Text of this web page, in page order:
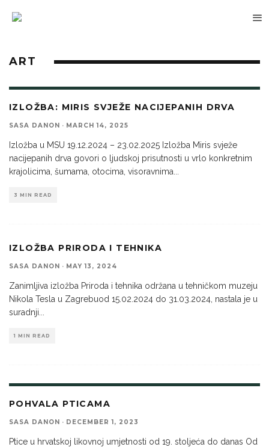
ART
IZLOŽBA: MIRIS SVJEŽE NACIJEPANIH DRVA
SASA DANON · MARCH 14, 2025
Izložba u MSU 19.12.2024 – 23.02.2025 Izložba Miris svježe
nacijepanih drva govori o ljudskoj prisutnosti u vrlo konkretnim
krajolicima, šumama, otocima, visoravnima
3 MIN READ
IZLOŽBA PRIRODA I TEHNIKA
SASA DANON · MAY 13, 2024
Zanimljiva izložba Priroda i tehnika održana u tehničkom muzeju
Nikola Tesla u Zagrebuod 15.02.2024 do 31.03.2024, nastala je u
suradnji
1 MIN READ
POHVALA PTICAMA
SASA DANON · DECEMBER 1, 2023
Ptice u hrvatskoj likovnoj umjetnosti od 19. stoljeća do danas Od